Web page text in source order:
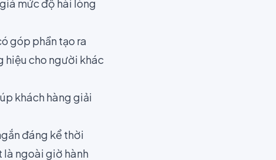
mức độ hài lòng
góp phần tạo ra
hiệu cho người khác
khách hàng giải
đáng kể thời
là ngoài giờ hành